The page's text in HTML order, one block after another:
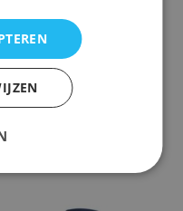
Afstandsbediening Salora
32hlb6500
€17,95
gekozen